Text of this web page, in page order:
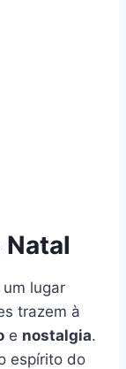
lugar
trazem à
e nostalgia.
espírito do